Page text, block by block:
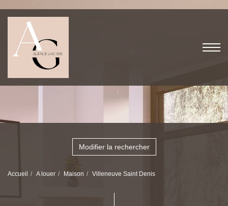
Modifier la rechercher
Accueil A louer Maison Villeneuve Saint Denis